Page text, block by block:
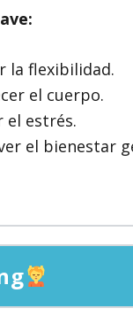
la flexibilidad.
el cuerpo.
el estrés.
el bienestar